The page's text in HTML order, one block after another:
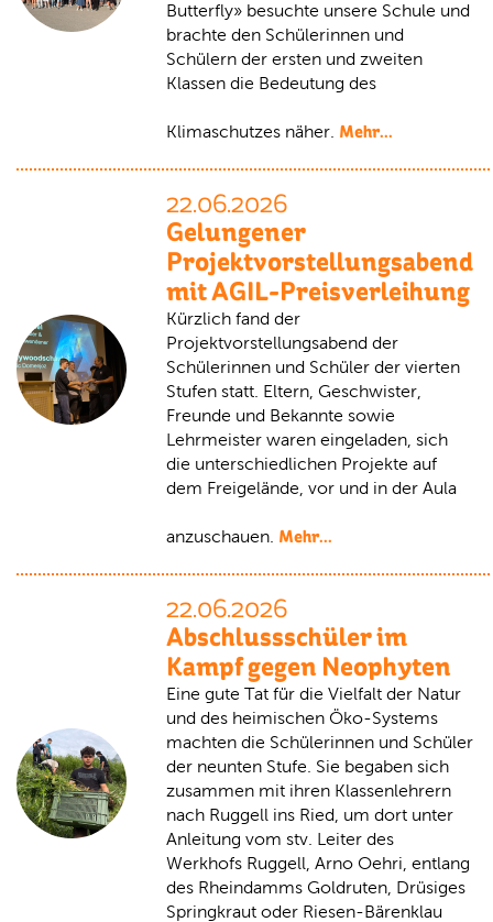
Butterfly» besuchte unsere Schule und
brachte den Schülerinnen und
Schülern der ersten und zweiten
Klassen die Bedeutung des
Klimaschutzes näher. Mehr...
22.06.2026
Gelungener
Projektvorstellungsabend
mit AGIL-Preisverleihung
Kürzlich fand der
Projektvorstellungsabend der
Schülerinnen und Schüler der vierten
Stufen statt. Eltern, Geschwister,
Freunde und Bekannte sowie
Lehrmeister waren eingeladen, sich
die unterschiedlichen Projekte auf
dem Freigelände, vor und in der Aula
anzuschauen. Mehr...
22.06.2026
Abschlussschüler im
Kampf gegen Neophyten
Eine gute Tat für die Vielfalt der Natur
und des heimischen Öko-Systems
machten die Schülerinnen und Schüler
der neunten Stufe. Sie begaben sich
zusammen mit ihren Klassenlehrern
nach Ruggell ins Ried, um dort unter
Anleitung vom stv. Leiter des
Werkhofs Ruggell, Arno Oehri, entlang
des Rheindamms Goldruten, Drüsiges
Springkraut oder Riesen-Bärenklau